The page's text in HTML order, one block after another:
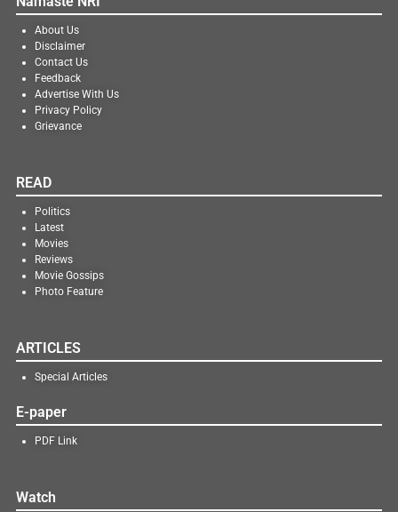
About Us
Disclaimer
Contact Us
Feedback
Advertise With Us
Privacy Policy
Grievance
READ
Politics
Latest
Movies
Reviews
Movie Gossips
Photo Feature
ARTICLES
Special Articles
E-paper
PDF Link
Watch